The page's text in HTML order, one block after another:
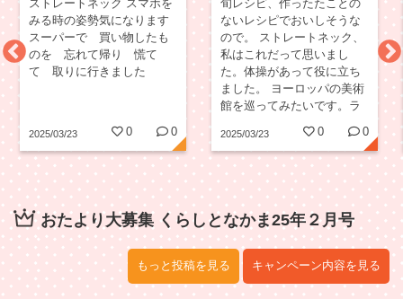
ストレートネック スマホを
みる時の姿勢気になります
スーパーで 買い物したも
のを 忘れて帰り 慌て
て 取りに行きました
2025/03/23 0 0
旬レシピ、作ったたことの
ないレシピでおいしそうな
ので。 ストレートネック、
私はこれだって思いまし
た。体操があって役に立ち
ました。 ヨーロッパの美術
館を巡ってみたいです。ラ
きです。
2025/03/23 0 0
おたより大募集 くらしとなかま25年２月号
もっと投稿を見る キャンペーン内容を見る